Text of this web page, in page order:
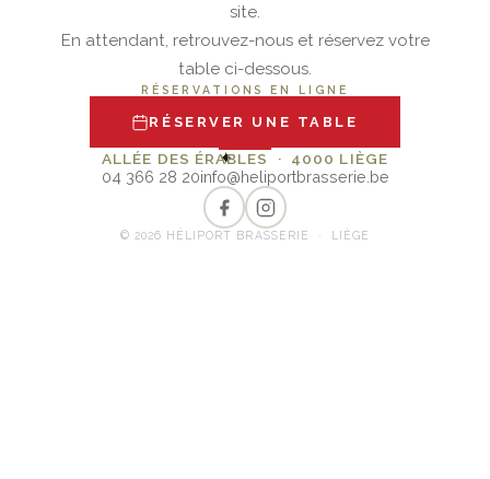
site.
En attendant, retrouvez-nous et réservez votre
table ci-dessous.
RÉSERVATIONS EN LIGNE
RÉSERVER UNE TABLE
✦
ALLÉE DES ÉRABLES · 4000 LIÈGE
04 366 28 20info@heliportbrasserie.be
© 2026 HÉLIPORT BRASSERIE · LIÈGE